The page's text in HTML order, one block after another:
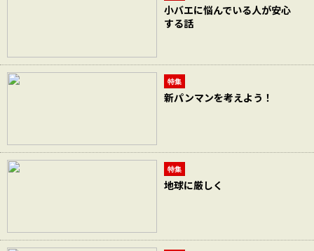
小バエに悩んでいる人が安心
する話
特集
新パンマンを考えよう！
特集
地球に厳しく